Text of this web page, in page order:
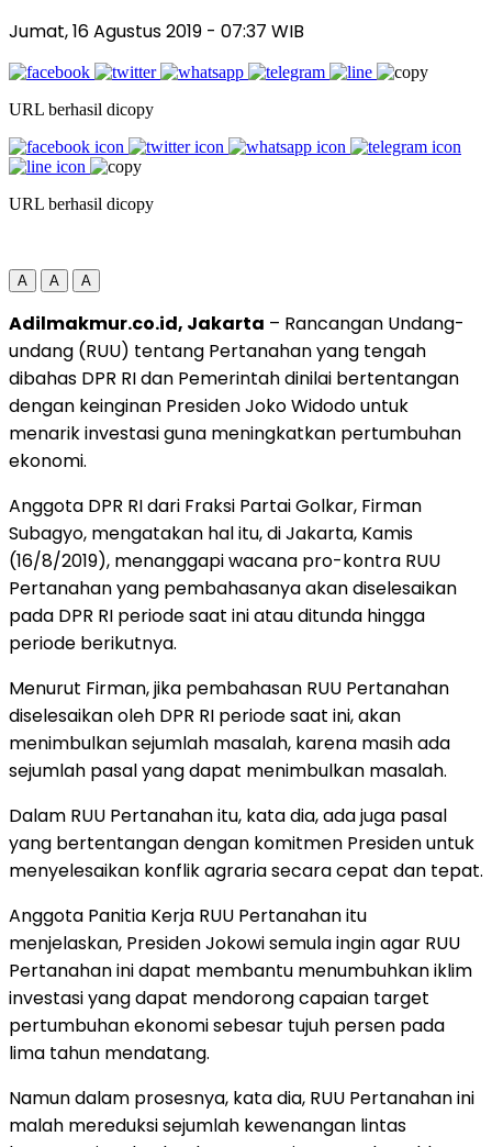
Jumat, 16 Agustus 2019 - 07:37 WIB
URL berhasil dicopy
URL berhasil dicopy
A A A
Adilmakmur.co.id, Jakarta – Rancangan Undang-
undang (RUU) tentang Pertanahan yang tengah
dibahas DPR RI dan Pemerintah dinilai bertentangan
dengan keinginan Presiden Joko Widodo untuk
menarik investasi guna meningkatkan pertumbuhan
ekonomi.
Anggota DPR RI dari Fraksi Partai Golkar, Firman
Subagyo, mengatakan hal itu, di Jakarta, Kamis
(16/8/2019), menanggapi wacana pro-kontra RUU
Pertanahan yang pembahasanya akan diselesaikan
pada DPR RI periode saat ini atau ditunda hingga
periode berikutnya.
Menurut Firman, jika pembahasan RUU Pertanahan
diselesaikan oleh DPR RI periode saat ini, akan
menimbulkan sejumlah masalah, karena masih ada
sejumlah pasal yang dapat menimbulkan masalah.
Dalam RUU Pertanahan itu, kata dia, ada juga pasal
yang bertentangan dengan komitmen Presiden untuk
menyelesaikan konflik agraria secara cepat dan tepat.
Anggota Panitia Kerja RUU Pertanahan itu
menjelaskan, Presiden Jokowi semula ingin agar RUU
Pertanahan ini dapat membantu menumbuhkan iklim
investasi yang dapat mendorong capaian target
pertumbuhan ekonomi sebesar tujuh persen pada
lima tahun mendatang.
Namun dalam prosesnya, kata dia, RUU Pertanahan ini
malah mereduksi sejumlah kewenangan lintas